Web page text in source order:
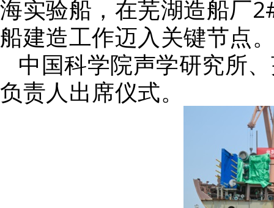
海实验船，在芜湖造船厂
船建造工作迈入关键节点
中国科学院声学研究所
负责人出席仪式。